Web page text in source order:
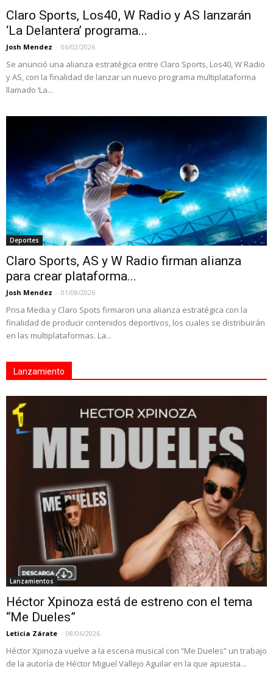
Claro Sports, Los40, W Radio y AS lanzarán
‘La Delantera’ programa...
Josh Mendez - 06/02/2026
Se anunció una alianza estratégica entre Claro Sports, Los40, W Radio
y AS, con la finalidad de lanzar un nuevo programa multiplataforma
llamado ‘La...
Deportes
Claro Sports, AS y W Radio firman alianza
para crear plataforma...
Josh Mendez - 01/08/2026
Prisa Media y Claro Spots firmaron una alianza estratégica con la
finalidad de producir contenidos deportivos, los cuales se distribuirán
en las multiplataformas. La...
Lanzamiento
Lanzamientos
Héctor Xpinoza está de estreno con el tema
“Me Dueles”
Leticia Zárate - 08/06/2026
Héctor Xpinoza vuelve a la escena musical con “Me Dueles” un trabajo
de la autoría de Héctor Miguel Vallejo Aguilar en la que apuesta...